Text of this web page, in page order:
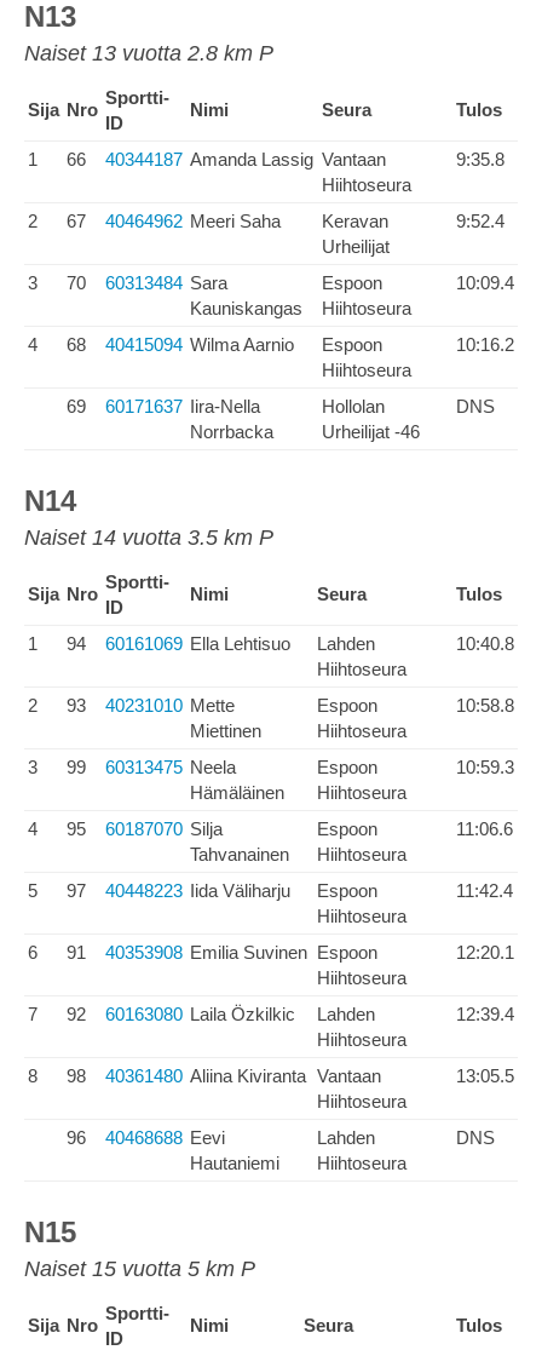
N13
Naiset 13 vuotta 2.8 km P
Sija Nro
Sportti-
ID
Nimi Seura Tulos
1 66 40344187 Amanda Lassig Vantaan
Hiihtoseura
9:35.8
2 67 40464962 Meeri Saha
Keravan
Urheilijat
9:52.4
3 70 60313484 Sara
Kauniskangas
Espoon
Hiihtoseura
10:09.4
4 68 40415094 Wilma Aarnio
Espoon
Hiihtoseura
10:16.2
69 60171637 Iira-Nella
Norrbacka
Hollolan
Urheilijat -46
DNS
N14
Naiset 14 vuotta 3.5 km P
Sija Nro
Sportti-
ID
Nimi Seura Tulos
1 94 60161069 Ella Lehtisuo
Lahden
Hiihtoseura
10:40.8
2 93 40231010 Mette
Miettinen
Espoon
Hiihtoseura
10:58.8
3 99 60313475 Neela
Hämäläinen
Espoon
Hiihtoseura
10:59.3
4 95 60187070 Silja
Tahvanainen
Espoon
Hiihtoseura
11:06.6
5 97 40448223 Iida Väliharju
Espoon
Hiihtoseura
11:42.4
6 91 40353908 Emilia Suvinen Espoon
Hiihtoseura
12:20.1
7 92 60163080 Laila Özkilkic
Lahden
Hiihtoseura
12:39.4
8 98 40361480 Aliina Kiviranta Vantaan
Hiihtoseura
13:05.5
96 40468688 Eevi
Hautaniemi
Lahden
Hiihtoseura
DNS
N15
Naiset 15 vuotta 5 km P
Sija Nro
Sportti-
ID
Nimi Seura Tulos